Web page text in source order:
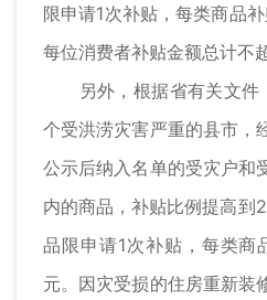
限申请1次补贴，每类商品
每位消费者补贴金额总计不
另外，根据省有关文件
个受洪涝灾害严重的县市，
公示后纳入名单的受灾户和
内的商品，补贴比例提高到
品限申请1次补贴，每类
元。因灾受损的住房重新装